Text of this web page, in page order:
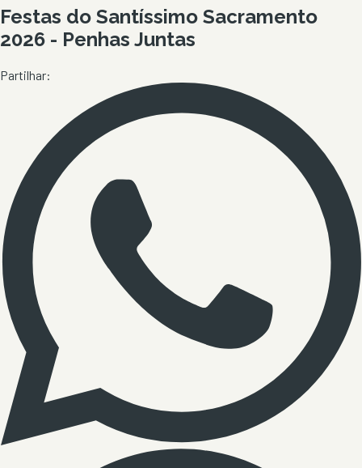
Festas do Santíssimo Sacramento
2026 - Penhas Juntas
Partilhar: